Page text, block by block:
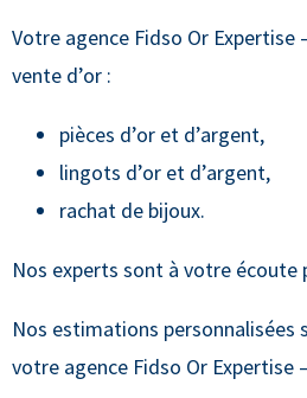
Votre agence Fidso Or Expertise
vente d’or :
pièces d’or et d’argent,
lingots d’or et d’argent,
rachat de bijoux.
Nos experts sont à votre écoute
Nos estimations
votre agence Fidso Or Expertise